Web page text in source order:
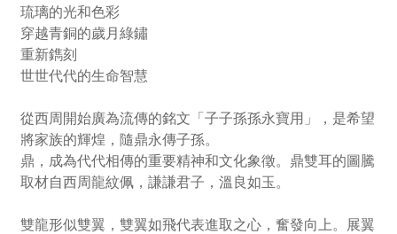
琉璃的光和色彩
穿越青銅的歲月綠鏽
重新鐫刻
世世代代的生命智慧
從西周開始廣為流傳的銘文「子子孫孫永寶用」，是希望
將家族的輝煌，隨鼎永傳子孫。
鼎，成為代代相傳的重要精神和文化象徵。 鼎雙耳的圖騰
取材自西周龍紋佩，謙謙君子，溫良如玉。
雙龍形似雙翼，雙翼如飛代表進取之心，奮發向上。展翼